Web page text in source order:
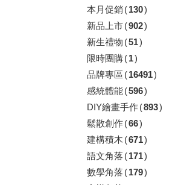
本月促銷(130)
新品上市(902)
新生禮物 (51)
限時團購(1)
品牌專區 (16491)
感統體能(596)
DIY繪畫手作(893)
鬆散創作(66)
建構積木 (671)
語文角落 (171)
數學角落 (179)